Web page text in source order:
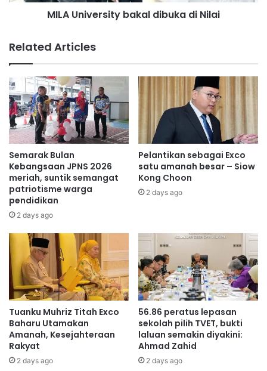
g
a
p
e
r
s
a
t
u
a
n
d
a
k
e
p
m
p
i
n
a
n
t
y
b
a
k
a
l
d
i
b
u
k
a
d
N
i
a
MILA University bakal dibuka di Nilai
Related Articles
Semarak Bulan
Kebangsaan JPNS 2026
meriah, suntik semangat
patriotisme warga
pendidikan
2 days ago
Pelantikan sebagai Exco
satu amanah besar – Siow
Kong Choon
2 days ago
Tuanku Muhriz Titah Exco
Baharu Utamakan
Amanah, Kesejahteraan
Rakyat
2 days ago
56.86 peratus lepasan
sekolah pilih TVET, bukti
laluan semakin diyakini:
Ahmad Zahid
2 days ago